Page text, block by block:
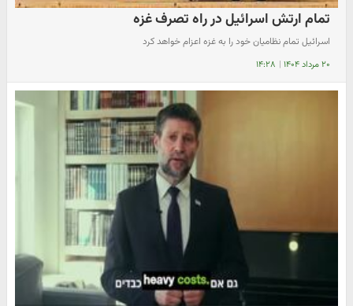
تمام ارتش اسرائیل در راه تصرف غزه
اسرائیل تمام نظامیان خود را به غزه اعزام خواهد کرد
۲۰ مرداد ۱۴۰۴ | ۱۴:۲۸